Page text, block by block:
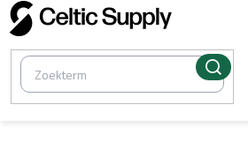
Overslaan
naar
inhoud